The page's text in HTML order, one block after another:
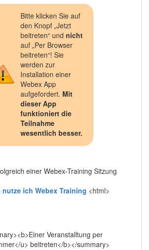
Bitte klicken Sie auf
den Knopf „Jetzt
beitreten“ undnicht
auf „Per Browser
beitreten“! Sie
werden zur
Installation einer
Webex App
aufgefordert. Mit
dieser App
funktioniert die
Teilnahme
wesentlich besser.
einer Webex-Training Sitzung
ich Webex Training <html>
Veranstalltung per
u> beitreten</b></summary>